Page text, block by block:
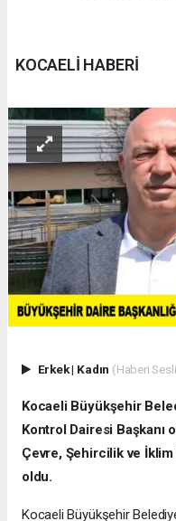
KOCAELİ HABERİ
Erkek| Kadın (Haberi
Kocaeli Büyükşehir
Kontrol Dairesi Başkanı
Çevre, Şehircilik ve
oldu.
Kocaeli Büyükşehir